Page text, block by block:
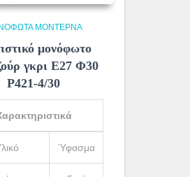
ΜΟΝΤΈΡΝΑ
μονόφωτο
γκρι Ε27 Φ30
Ρ421-4/30
Ύφασμα